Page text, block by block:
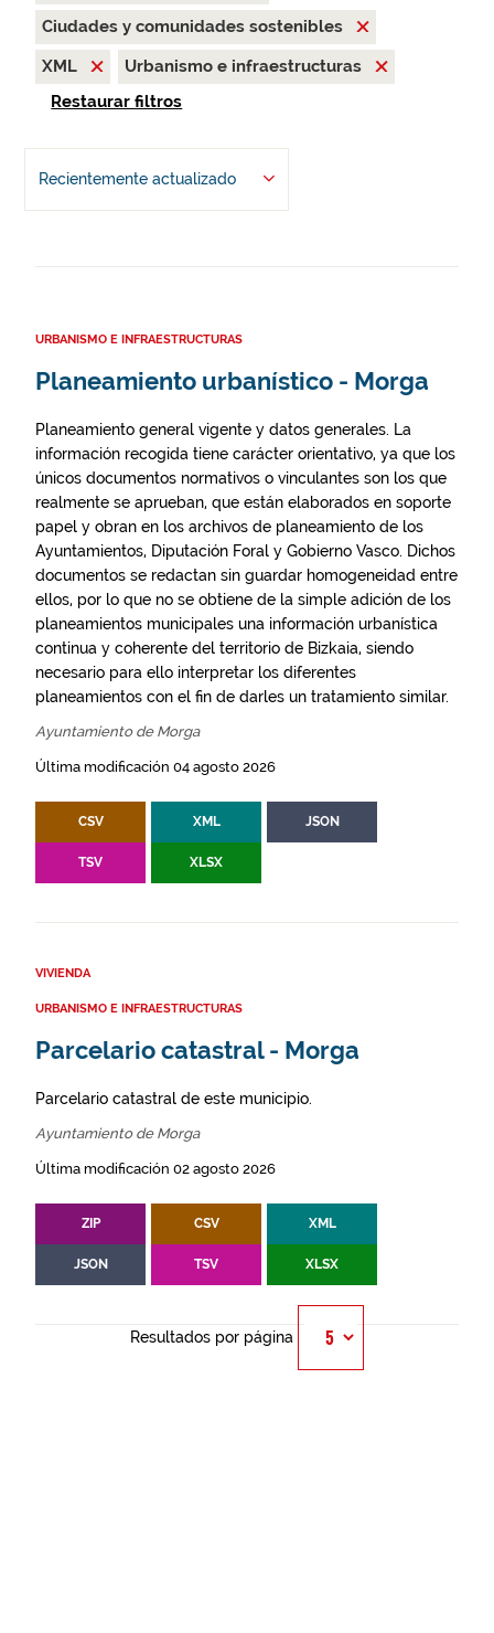
Ciudades y comunidades sostenibles
XML
Urbanismo e infraestructuras
Restaurar filtros
Recientemente actualizado
URBANISMO E INFRAESTRUCTURAS
Planeamiento urbanístico - Morga
Planeamiento general vigente y datos generales. La
información recogida tiene carácter orientativo, ya que los
únicos documentos normativos o vinculantes son los que
realmente se aprueban, que están elaborados en soporte
papel y obran en los archivos de planeamiento de los
Ayuntamientos, Diputación Foral y Gobierno Vasco. Dichos
documentos se redactan sin guardar homogeneidad entre
ellos, por lo que no se obtiene de la simple adición de los
planeamientos municipales una información urbanística
continua y coherente del territorio de Bizkaia, siendo
necesario para ello interpretar los diferentes
planeamientos con el fin de darles un tratamiento similar.
Ayuntamiento de Morga
Última modificación 04 agosto 2026
CSV XML JSON
TSV XLSX
VIVIENDA
URBANISMO E INFRAESTRUCTURAS
Parcelario catastral - Morga
Parcelario catastral de este municipio.
Ayuntamiento de Morga
Última modificación 02 agosto 2026
ZIP CSV XML
JSON TSV XLSX
Resultados por página